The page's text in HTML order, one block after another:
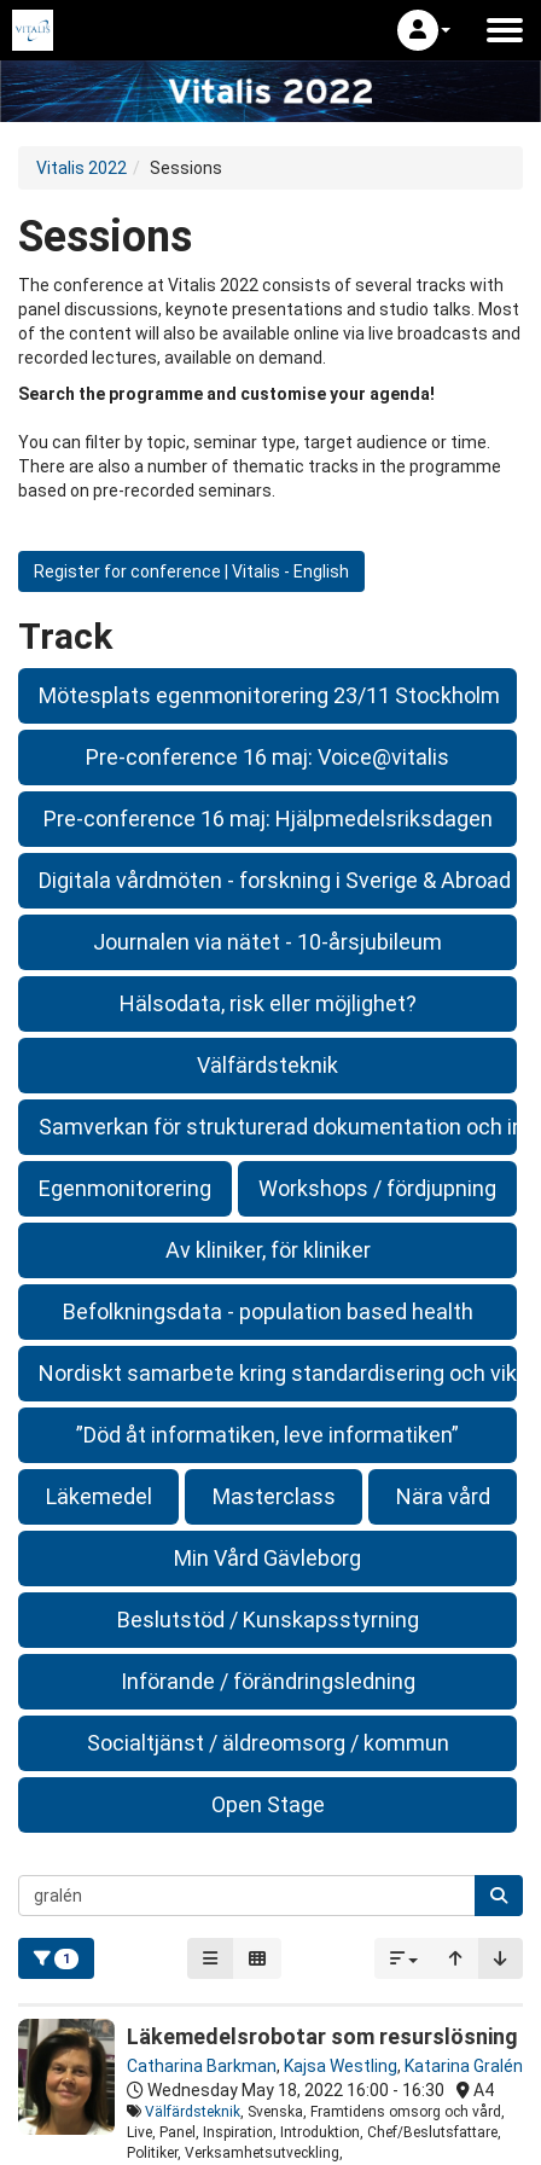
Vitalis 2022 Sessions
Sessions
The conference at Vitalis 2022 consists of several tracks with
panel discussions, keynote presentations and studio talks. Most
of the content will also be available online via live broadcasts and
recorded lectures, available on demand.
Search the programme and customise your agenda!
You can filter by topic, seminar type, target audience or time.
There are also a number of thematic tracks in the programme
based on pre-recorded seminars.
Register for conference | Vitalis - English
Track
Mötesplats egenmonitorering 23/11 Stockholm
Pre-conference 16 maj: Voice@vitalis
Pre-conference 16 maj: Hjälpmedelsriksdagen
Digitala vårdmöten - forskning i Sverige & Abroad
Journalen via nätet - 10-årsjubileum
Hälsodata, risk eller möjlighet?
Välfärdsteknik
Samverkan för strukturerad dokumentation och
Egenmonitorering Workshops / fördjupning
Av kliniker, för kliniker
Befolkningsdata - population based health
Nordiskt samarbete kring standardisering och
”Död åt informatiken, leve informatiken”
Läkemedel Masterclass Nära vård
Min Vård Gävleborg
Beslutstöd / Kunskapsstyrning
Införande / förändringsledning
Socialtjänst / äldreomsorg / kommun
Open Stage
1
Läkemedelsrobotar som resurslösning
Catharina Barkman, Kajsa Westling, Katarina Gralén
Wednesday May 18, 2022 16:00 - 16:30 A4
Välfärdsteknik, Svenska, Framtidens omsorg och vård,
Live, Panel, Inspiration, Introduktion, Chef/Beslutsfattare,
Politiker, Verksamhetsutveckling,